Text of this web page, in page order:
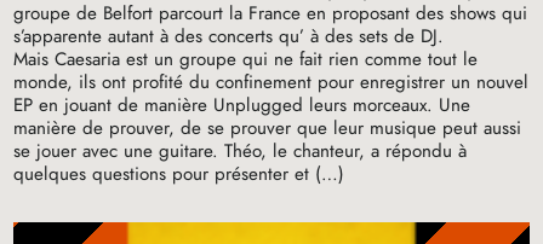
groupe de Belfort parcourt la France en proposant des shows qui
s’apparente autant à des concerts qu’ à des sets de DJ.
Mais Caesaria est un groupe qui ne fait rien comme tout le
monde, ils ont profité du confinement pour enregistrer un nouvel
EP en jouant de manière Unplugged leurs morceaux. Une
manière de prouver, de se prouver que leur musique peut aussi
se jouer avec une guitare. Théo, le chanteur, a répondu à
quelques questions pour présenter et (…)